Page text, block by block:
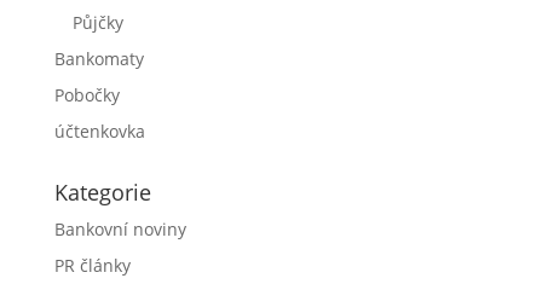
Půjčky
Bankomaty
Pobočky
účtenkovka
Kategorie
Bankovní noviny
PR články